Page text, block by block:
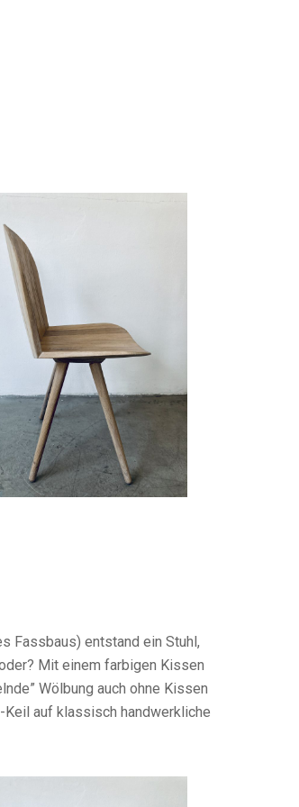
Fassbaus) entstand ein Stuhl,
Mit einem farbigen Kissen
Wölbung auch ohne Kissen
auf klassisch handwerkliche